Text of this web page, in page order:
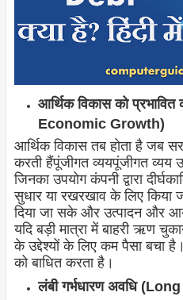
आर्थिक विकास को
Economic Growth)
आर्थिक विकास तब होता है जब
करती हैंपूंजीगत व्ययपूंजीगत व्यय
जिनका उपयोग कंपनी द्वारा
सुधार या रखरखाव के लिए किया
दिया जा सके और उत्पादन और
यदि बड़ी मात्रा में बाहरी ऋण
के उद्देश्यों के लिए कम पैसा बचा
को बाधित करता है।
लंबी गर्भधारण अवधि